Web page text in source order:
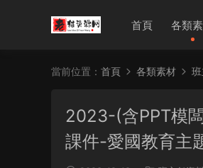
首頁 各類
當前位置： 首頁 各類素材
2023-(含PPT模
課件-愛國教育主